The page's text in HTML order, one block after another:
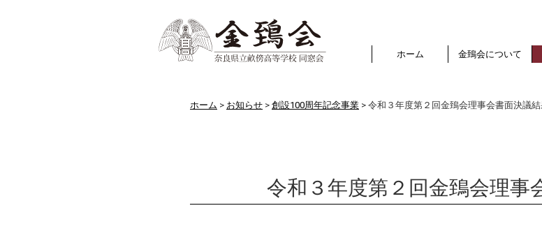
ホーム 金鵄会について
ホーム お知らせ 創設100周年記念事業 令和３年度第２回金鵄会理事会書面決議
令和３年度第２回金鵄会理事